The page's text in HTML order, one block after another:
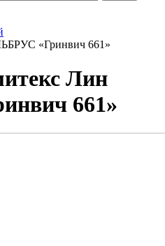
«Гринвич 661»
Лин
661»